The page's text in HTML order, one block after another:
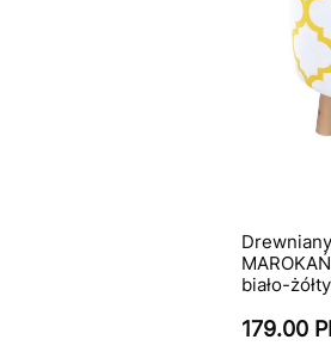
biało-żółty
179.00